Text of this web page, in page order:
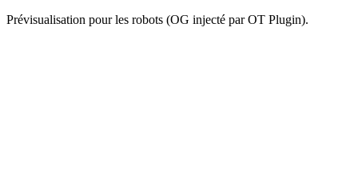
Prévisualisation pour les robots (OG injecté par OT Plugin).